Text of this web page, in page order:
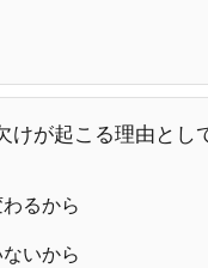
けが起こる理由とし
るから
いから